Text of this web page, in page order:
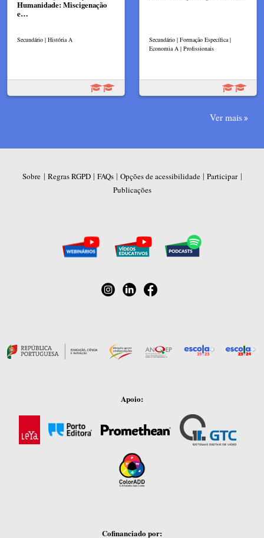
Humanidade: Miscigenação
e…
Secundário | História A
Secundário | Formação Específica |
Economia A | Profissionais
Ver mais
Sobre | Regras RGPD| FAQs| Opções de acessibilidade| Participar|
Publicações
Apoio:
Cofinanciado por: